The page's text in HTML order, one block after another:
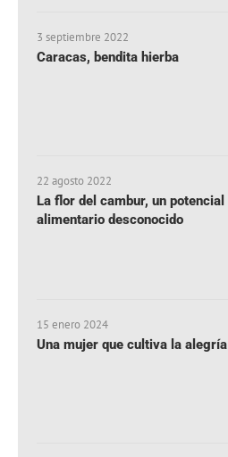
3 septiembre 2022
Caracas, bendita hierba
22 agosto 2022
La flor del cambur, un potencial
alimentario desconocido
15 enero 2024
Una mujer que cultiva la alegría